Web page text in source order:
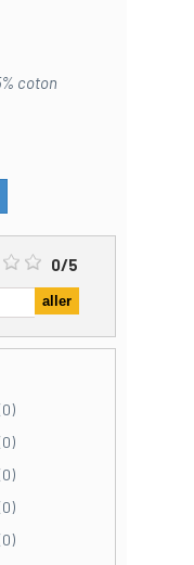
coton
0/5